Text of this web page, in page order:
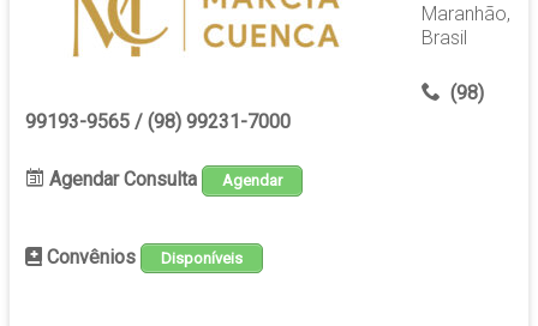
Maranhão,
Brasil
(98)
99193-9565 / (98) 99231-7000
Agendar Consulta Agendar
Convênios Disponíveis